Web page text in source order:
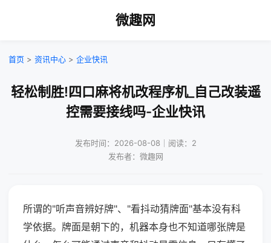
微趣网
首页 > 资讯中心 > 企业快讯
轻松制胜!四口麻将机改程序机_自己改装遥
控需要接线吗-企业快讯
发布时间：2026-08-08｜阅读：2
发布者：微趣网
所谓的"听声音辨好牌"、"看抖动猜牌面"基本没有科
学依据。牌面是朝下的，机器本身也不知道哪张牌是